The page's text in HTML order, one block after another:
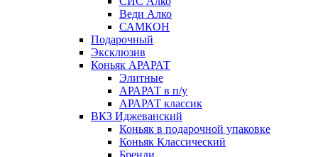
Веди Алко
САМКОН
Подарочный
Эксклюзив
Коньяк АРАРАТ
Элитные
АРАРАТ в п/у
АРАРАТ классик
ВКЗ Иджеванский
Коньяк в подарочной упаковке
Коньяк Классический
Бренди